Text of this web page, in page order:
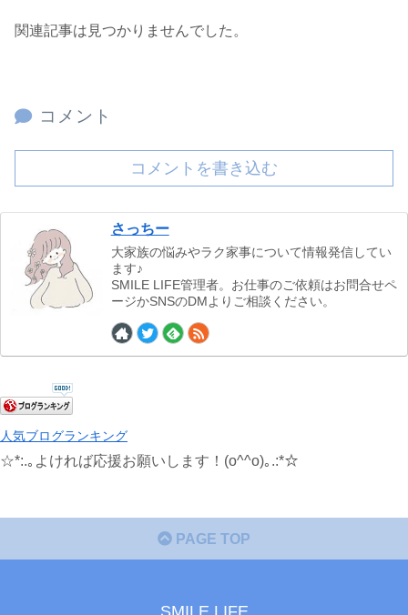
関連記事は見つかりませんでした。
コメント
コメントを書き込む
さっちー
大家族の悩みやラク家事について情報発信してい
ます♪
SMILE LIFE管理者。お仕事のご依頼はお問合せペ
ージかSNSのDMよりご相談ください。
人気ブログランキング
☆*:.｡よければ応援お願いします！(o^^o)｡.:*☆
PAGE TOP